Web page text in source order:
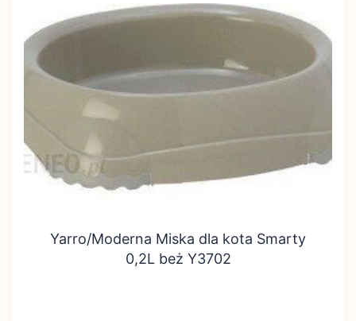
Yarro/Moderna Miska dla kota Smarty
0,2L beż Y3702